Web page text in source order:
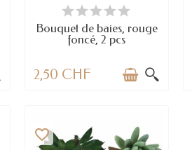
EN STOCK
Bouquet de baies, rouge
foncé, 2 pcs
2,50 CHF
favorite_border